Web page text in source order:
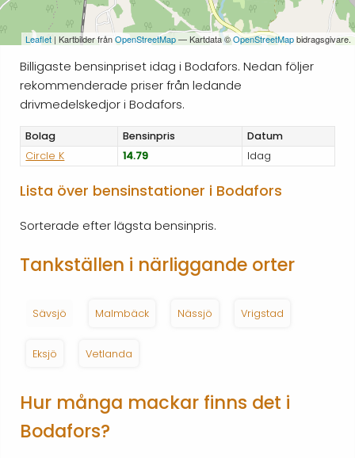
Leaflet | Kartbilder frånOpenStreetMap— Kartdata ©OpenStreetMapbidragsgivare.
Billigaste bensinpriset idag i Bodafors. Nedan följer
rekommenderade priser från ledande
drivmedelskedjor i Bodafors.
Bolag Bensinpris
Datum
Circle K
14.79 Idag
Lista över bensinstationer i Bodafors
Sorterade efter lägsta bensinpris.
Tankställen i närliggande orter
Sävsjö Malmbäck Nässjö Vrigstad
Eksjö Vetlanda
Hur många mackar finns det i
Bodafors?